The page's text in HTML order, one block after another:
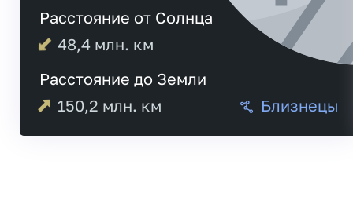
Расстояние от Солнца
48,4 млн. км
Расстояние до Земли
150,2 млн. км Близнецы